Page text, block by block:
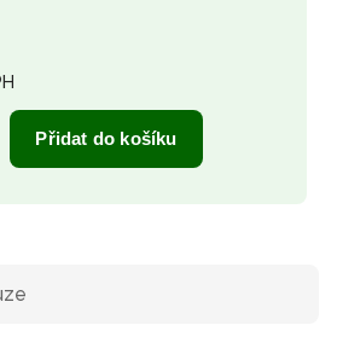
Přidat do košíku